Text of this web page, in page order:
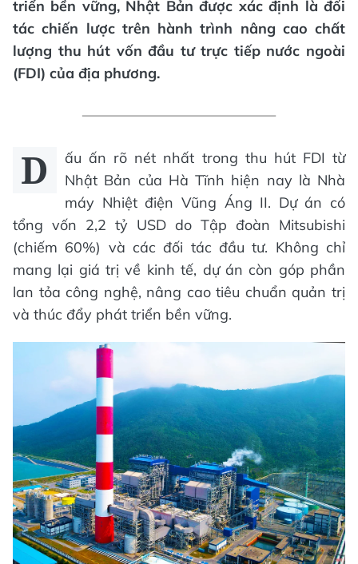
triển bền vững, Nhật Bản được xác định là đối
tác chiến lược trên hành trình nâng cao chất
lượng thu hút vốn đầu tư trực tiếp nước ngoài
(FDI) của địa phương.
D
ấu ấn rõ nét nhất trong thu hút FDI từ
Nhật Bản của Hà Tĩnh hiện nay là Nhà
máy Nhiệt điện Vũng Áng II. Dự án có
tổng vốn 2,2 tỷ USD do Tập đoàn Mitsubishi
(chiếm 60%) và các đối tác đầu tư. Không chỉ
mang lại giá trị về kinh tế, dự án còn góp phần
lan tỏa công nghệ, nâng cao tiêu chuẩn quản trị
và thúc đẩy phát triển bền vững.